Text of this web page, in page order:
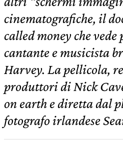
cinematografiche, il
called money che
cantante e musicista
Harvey. La pellicola,
produttori di Nick
on earth e diretta dal
fotografo irlandese